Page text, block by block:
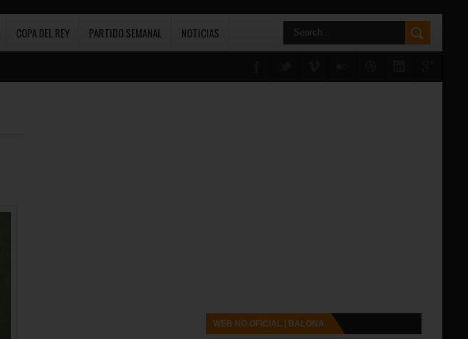
COPA DEL REY PARTIDO SEMANAL NOTICIAS
WEB NO OFICIAL | BALONA